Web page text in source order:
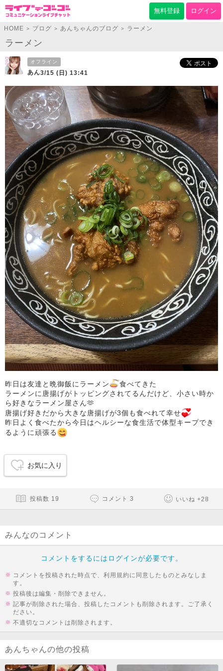
無料登録 ログイン
HOME > ブログ > あんちゃんのブログ > ラーメン
ラーメン
オフライン
あん3/15 (日) 13:41
昨日は友達と晩御飯にラーメン
食べてきた
ラーメンに唐揚げがトッピングされてるんだけど、小さい時か
ら好きなラーメン屋さん🫶
唐揚げ好きだから大きな唐揚げが3個も食べれて幸せ
昨日よく食べたから今日はヘルシーな食生活で体型キープでき
るように頑張る
お気に入り
投稿数 19 コメント 3 いいね +28
みんなのコメント
コメントをするにはログインが必要です。
コメントを投稿された時点で、利用規約に同意したものとみなしま
す。
投稿後は編集・削除できません。
記事が削除された場合、投稿したコメントも削除されます。ご了承く
ださい。
不適切なコメントは削除されます。
あんちゃんの他の投稿